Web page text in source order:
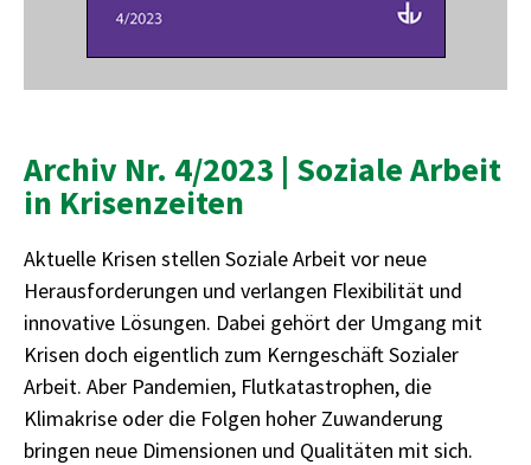
Archiv Nr. 4/2023 | Soziale Arbeit
in Krisenzeiten
Aktuelle Krisen stellen Soziale Arbeit vor neue
Herausforderungen und verlangen Flexibilität und
innovative Lösungen. Dabei gehört der Umgang mit
Krisen doch eigentlich zum Kerngeschäft Sozialer
Arbeit. Aber Pandemien, Flutkatastrophen, die
Klimakrise oder die Folgen hoher Zuwanderung
bringen neue Dimensionen und Qualitäten mit sich.